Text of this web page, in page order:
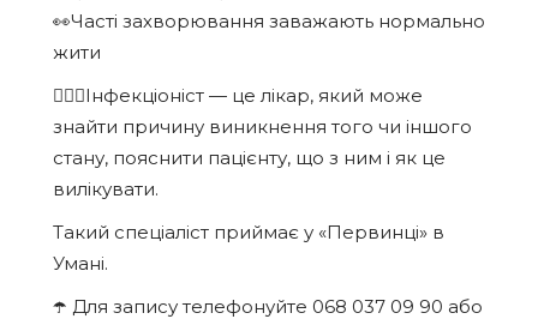
👀Часті захворювання заважають нормально
жити
👩🏻‍⚕️Інфекціоніст — це лікар, який може
знайти причину виникнення того чи іншого
стану, пояснити пацієнту, що з ним і як це
вилікувати.
Такий спеціаліст приймає у «Первинці» в
Умані.
☂️ Для запису телефонуйте 068 037 09 90 або